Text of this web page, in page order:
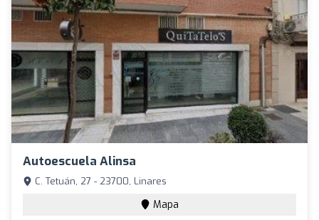
Autoescuela Alinsa
C. Tetuán, 27 - 23700, Linares
Mapa